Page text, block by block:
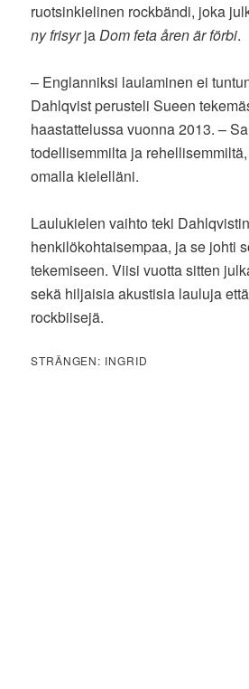
ruotsinkielinen rockbändi, joka
ny frisyrjaDom feta åren är förbi.
– Englanniksi laulaminen ei
Dahlqvist perusteli Sueen
haastattelussa vuonna 2013. –
todellisemmilta ja
omalla kielelläni.
Laulukielen vaihto teki
henkilökohtaisempaa, ja se johti
tekemiseen. Viisi vuotta sitten
sekä hiljaisia akustisia lauluja
rockbiisejä.
STRÄNGEN: INGRID